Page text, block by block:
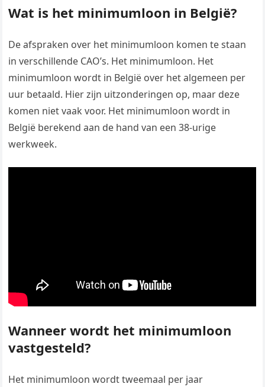
Wat is het minimumloon in België?
De afspraken over het minimumloon komen te staan
in verschillende CAO’s. Het minimumloon. Het
minimumloon wordt in België over het algemeen per
uur betaald. Hier zijn uitzonderingen op, maar deze
komen niet vaak voor. Het minimumloon wordt in
België berekend aan de hand van een 38-urige
werkweek.
Wanneer wordt het minimumloon
vastgesteld?
Het minimumloon wordt tweemaal per jaar